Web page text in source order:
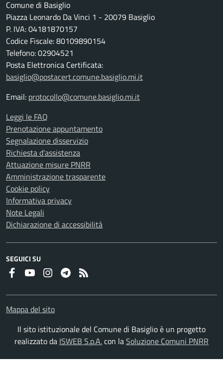
Comune di Basiglio
Piazza Leonardo Da Vinci 1 - 20079 Basiglio
P. IVA: 04181870157
Codice Fiscale: 80109890154
Telefono: 02904521
Posta Elettronica Certificata:
basiglio@postacert.comune.basiglio.mi.it
Email: protocollo@comune.basiglio.mi.it
Leggi le FAQ
Prenotazione appuntamento
Segnalazione disservizio
Richiesta d'assistenza
Attuazione misure PNRR
Amministrazione trasparente
Cookie policy
Informativa privacy
Note Legali
Dichiarazione di accessibilità
SEGUICI SU
FaceboookYoutubeInstagramTelegram
Mappa del sito
Il sito istituzionale del Comune di Basiglio è un progetto
realizzato da ISWEB S.p.A.con laSoluzione Comuni PNRR